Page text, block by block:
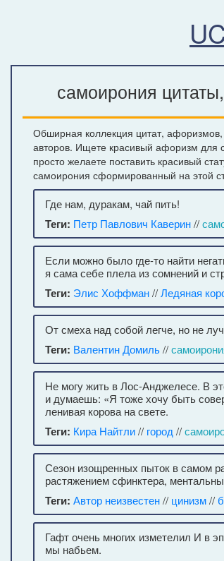
самоирония
Обширная коллекция цитат,
авторов. Ищете красивый афоризм для
просто желаете поставить красивый
самоирония сформированный на этой
Где нам, дуракам, чай пить!
Теги: Петр Павлович Каверин//
Если можно было где-то найти
я сама себе плела из сомнений и
Теги: Элис Хоффман//Ледяная
От смеха над собой легче, но не
Теги: Валентин Домиль//
Не могу жить в Лос-Анджелесе. В
и думаешь: «Я тоже хочу быть
ленивая корова на свете.
Теги: Кира Найтли// город //
Сезон изощренных пыток в самом
растяжением сфинктера,
Теги: Автор неизвестен// цинизм//
Гафт очень многих изметелил И в
мы набьем.